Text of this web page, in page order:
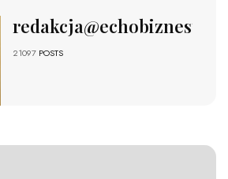
redakcja@echobiznesu.pl
21097 POSTS